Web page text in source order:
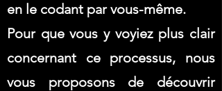
en le codant par vous-même.
Pour que vous y voyiez plus clair
concernant ce processus, nous
vous proposons de découvrir